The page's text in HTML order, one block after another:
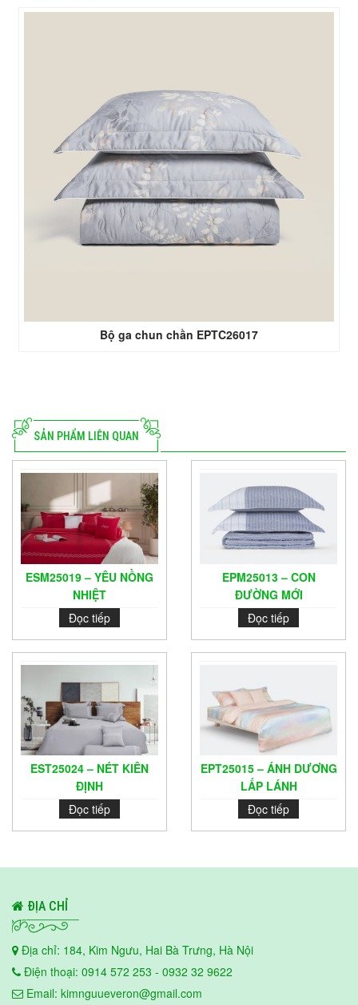
Bộ ga chun chần EPTC26017
SẢN PHẨM LIÊN QUAN
ESM25019 – YÊU NỒNG
NHIỆT
Đọc tiếp
EPM25013 – CON
ĐƯỜNG MỚI
Đọc tiếp
EST25024 – NÉT KIÊN
ĐỊNH
Đọc tiếp
EPT25015 – ÁNH DƯƠNG
LẤP LÁNH
Đọc tiếp
ĐỊA CHỈ
Địa chỉ: 184, Kim Ngưu, Hai Bà Trưng, Hà Nội
Điện thoại: 0914 572 253 - 0932 32 9622
Email: kimnguueveron@gmail.com